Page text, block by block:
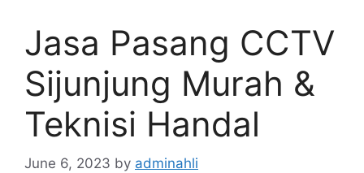
Jasa Pasang CCTV
Sijunjung Murah &
Teknisi Handal
June 6, 2023 by adminahli